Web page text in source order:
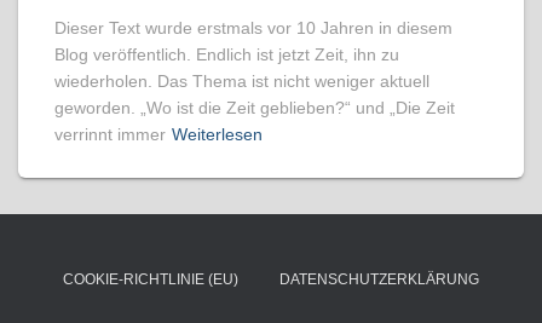
Dieser Text wurde erstmals vor 10 Jahren in diesem
Blog veröffentlich. Endlich ist jetzt Zeit, ihn zu
wiederholen. Das Thema ist nicht weniger aktuell
geworden. „Wo ist die Zeit geblieben?“ und „Die Zeit
verrinnt immer Weiterlesen
COOKIE-RICHTLINIE (EU) DATENSCHUTZERKLÄRUNG